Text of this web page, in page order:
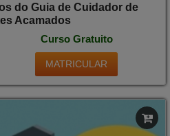
do Guia de Cuidador de
Acamados
Curso Gratuito
MATRICULAR